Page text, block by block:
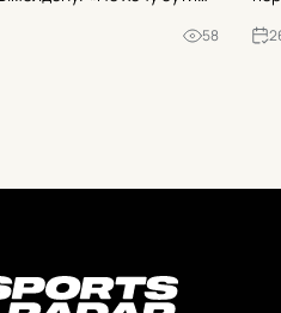
на Mubadala DC Open. 58